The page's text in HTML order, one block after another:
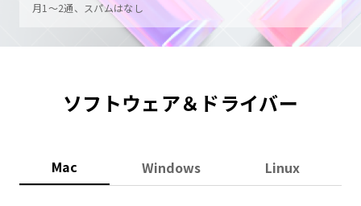
メールはリクエストした内容の送信にのみ使用されます
購読解除：いつでもワンクリック
描画チュートリアル
ソフトウェア＆ドライバー
Mac Windows Linux